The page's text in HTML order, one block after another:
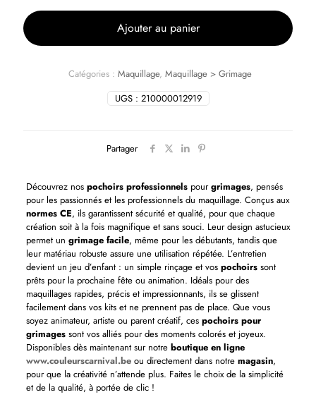
Ajouter au panier
UGS : 210000012919
Catégories : Maquillage, Maquillage > Grimage
Partager
Découvrez nos pochoirs professionnelspourgrimages, pensés
pour les passionnés et les professionnels du maquillage. Conçus aux
normes CE, ils garantissent sécurité et qualité, pour que chaque
création soit à la fois magnifique et sans souci. Leur design astucieux
permet un grimage facile, même pour les débutants, tandis que
leur matériau robuste assure une utilisation répétée. L’entretien
devient un jeu d’enfant : un simple rinçage et vos pochoirssont
prêts pour la prochaine fête ou animation. Idéals pour des
maquillages rapides, précis et impressionnants, ils se glissent
facilement dans vos kits et ne prennent pas de place. Que vous
soyez animateur, artiste ou parent créatif, ces pochoirs pour
grimagessont vos alliés pour des moments colorés et joyeux.
Disponibles dès maintenant sur notre boutique en ligne
www.couleurscarnival.beou directement dans notre magasin,
pour que la créativité n’attende plus. Faites le choix de la simplicité
et de la qualité, à portée de clic !